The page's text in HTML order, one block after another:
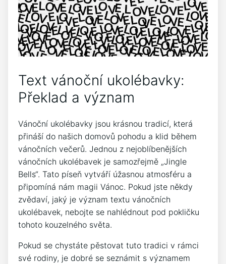
Text vánoční ⁣ukolébavky:
Překlad a význam
Vánoční ukolébavky jsou‌ krásnou tradicí, která
přináší do našich ⁢domovů pohodu a klid během
vánočních večerů. Jednou ‌z​ nejoblíbenějších⁣
vánočních ukolébavek je⁤ samozřejmě „Jingle
Bells“. Tato píseň⁣ vytváří⁤ úžasnou ‍atmosféru a
připomíná nám magii Vánoc. Pokud​ jste někdy⁤
zvědaví, jaký je význam textu vánočních‌
ukolébavek, nebojte se nahlédnout pod ‌pokličku
tohoto‌ kouzelného světa.
Pokud se chystáte pěstovat⁢ tuto ⁣tradici⁢ v rámci
své rodiny, je dobré se ‍seznámit s významem